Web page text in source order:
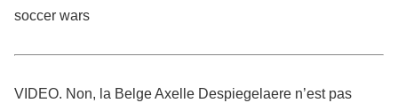
soccer wars
VIDEO. Non, la Belge Axelle Despiegelaere n’est pas